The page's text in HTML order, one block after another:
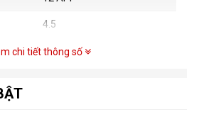
4.5
7680 x 4320
chi tiết thông số